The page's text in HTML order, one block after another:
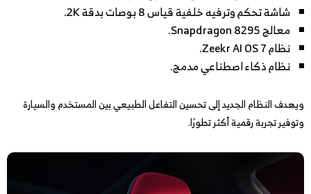
شاشة تحكم وترفيه خلفية قياس 8 بوصات بدقة 2K.
معالج Snapdragon 8295.
نظام Zeekr AI OS 7.
نظام ذكاء اصطناعي مدمج.
ويهدف النظام الجديد إلى تحسين التفاعل الطبيعي بين المستخدم والسيارة
وتوفير تجربة رقمية أكثر تطورًا.